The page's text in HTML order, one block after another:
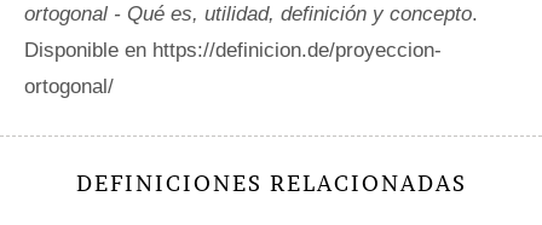
ortogonal - Qué es, utilidad, definición y concepto.
Disponible en https://definicion.de/proyeccion-
ortogonal/
DEFINICIONES RELACIONADAS